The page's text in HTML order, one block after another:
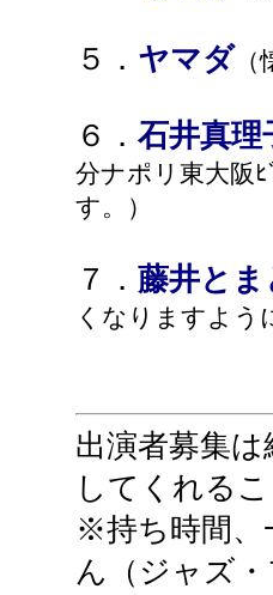
５． ヤマダ
６． 石井真理
分ナポリ東大阪
す。）
７． 藤井とま
くなりますよう
出演者募集
してくれる
※持ち時間、
ん（ジャズ